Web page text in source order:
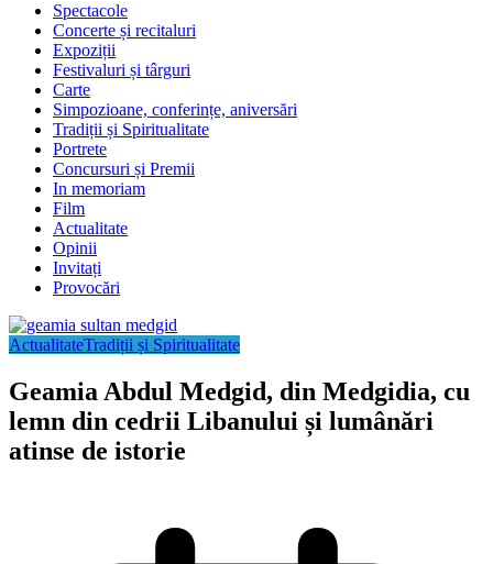
Spectacole
Concerte și recitaluri
Expoziții
Festivaluri și târguri
Carte
Simpozioane, conferințe, aniversări
Tradiții și Spiritualitate
Portrete
Concursuri și Premii
In memoriam
Film
Actualitate
Opinii
Invitați
Provocări
ActualitateTradiții și Spiritualitate
Geamia Abdul Medgid, din Medgidia, cu
lemn din cedrii Libanului și lumânări
atinse de istorie